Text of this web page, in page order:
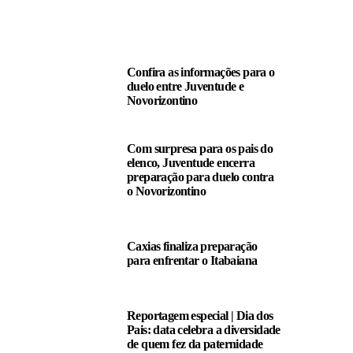
Confira as informações para o
duelo entre Juventude e
Novorizontino
Com surpresa para os pais do
elenco, Juventude encerra
preparação para duelo contra
o Novorizontino
Caxias finaliza preparação
para enfrentar o Itabaiana
Reportagem especial | Dia dos
Pais: data celebra a diversidade
de quem fez da paternidade